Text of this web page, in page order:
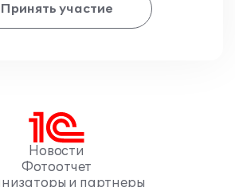
Принять участие
Новости
Фотоотчет
и партнеры